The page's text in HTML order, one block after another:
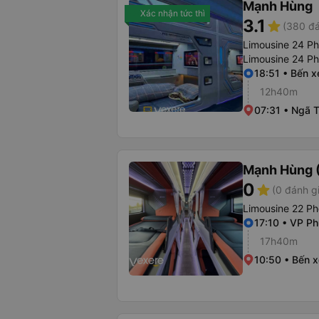
Xác nhận tức thì Mạnh Hùng
3.1 star (380
Limousine 24
Limousine 24
18:51 • Bến
12h40m
07:31 • Ngã
Mạnh Hùng
0star (0 đánh
Limousine 22
17:10 • VP
17h40m
10:50 • Bến